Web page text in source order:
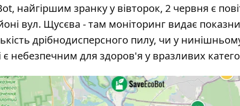
, найгіршим зранку у вівторок, 2 червня є
вул. Щусєва - там моніторинг видає
дрібнодисперсного пилу, чи у
є небезпечним для здоров'я у вразливих